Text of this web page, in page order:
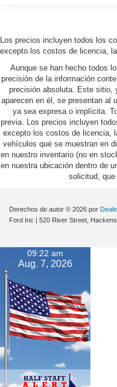
Los precios incluyen todos los
excepto los costos de licencia,
Aunque se han hecho todos
precisión de la información
precisión absoluta. Este sitio,
aparecen en él, se presentan al
ya sea expresa o implícita.
previa. Los precios incluyen
excepto los costos de licencia,
vehículos que se muestran en
en nuestro inventario (no en
en nuestra ubicación dentro de
solicitud, que
Derechos de autor © 2026 por
Ford Inc | 520 River Street,
09:22 am
Aug. 7, 2026